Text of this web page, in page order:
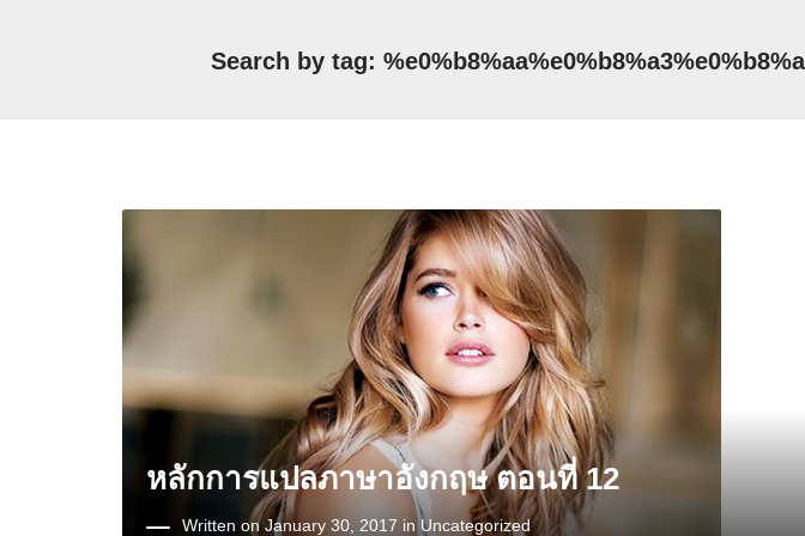
Search by tag:
หลักการแปลภาษาอังกฤษ ตอนที่ 12
Written on January 30, 2017 in Uncategorized